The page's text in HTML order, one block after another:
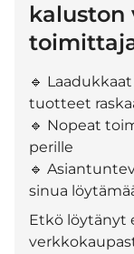
kaluston
🔹
tuotteet
🔹 Nopeat
perille
🔹
sinua
Etkö löytänyt